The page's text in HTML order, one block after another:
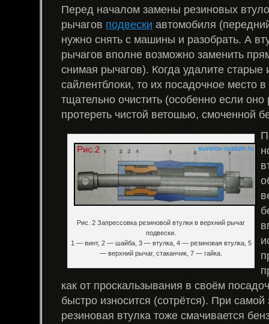
Перед началом замены резиновых
рычагов подвески автомобиля
нужно снять с машины и разобрать. А
рычагов вполне возможно заменить
снимая рычагов). Когда удалите
сайлентблоки, то их посадочное место
тщательно очистить (особенно если
протереть чистой ветошью, смоченной
Рис. 2 Запрессовка резиновой втулки в верхний рычаг
подвески.
1 — винт, 2 — шайба, 3 — втулка, 4 — резиновая втулка, 5
— верхний рычаг, стаканчик, 7 — гайка.
как от проскальзывания в своём
быстро износится (сотрётся). При самой
резиновая втулка тоже смачивается